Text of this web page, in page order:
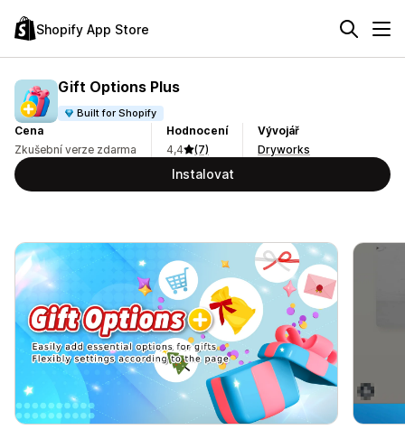
Shopify App Store
Gift Options Plus
Built for Shopify
Cena
Zkušební verze zdarma
Hodnocení
4,4
(7)
Vývojář
Dryworks
Instalovat